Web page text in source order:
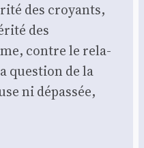
des croyants,
des
contre le rela­
ques­tion de la
ni dépas­sée,